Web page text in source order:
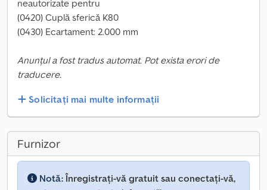
neautorizate pentru
(0420) Cuplă sferică K80
(0430) Ecartament: 2.000 mm
Anunțul a fost tradus automat. Pot exista erori de
traducere.
Solicitați mai multe informații
Furnizor
Notă:Înregistrați-vă gratuit sau conectați-vă,